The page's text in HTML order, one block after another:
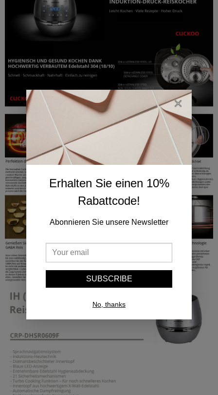
Erhalten Sie einen 10%
Rabattcode!
Abonnieren Sie unsere Newsletter
SUBSCRIBE
No, thanks